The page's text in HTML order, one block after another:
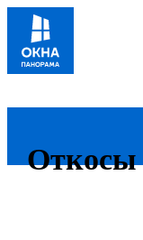
Откосы